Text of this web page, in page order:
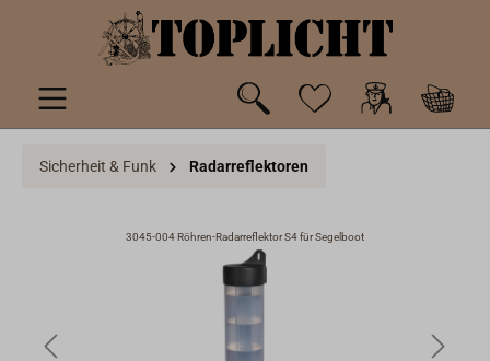
springen
Sicherheit & Funk Radarreflektoren
3045-004 Röhren-Radarreflektor S4 für Segelboot